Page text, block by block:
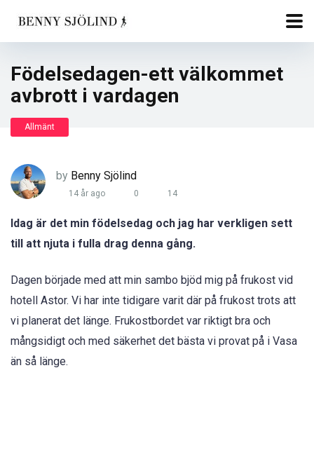
Födelsedagen-ett välkommet
avbrott i vardagen
Allmänt
by Benny Sjölind
14 år ago 0 14
Idag är det min födelsedag och jag har verkligen sett
till att njuta i fulla drag denna gång.
Dagen började med att min sambo bjöd mig på frukost vid
hotell Astor. Vi har inte tidigare varit där på frukost trots att
vi planerat det länge. Frukostbordet var riktigt bra och
mångsidigt och med säkerhet det bästa vi provat på i Vasa
än så länge.